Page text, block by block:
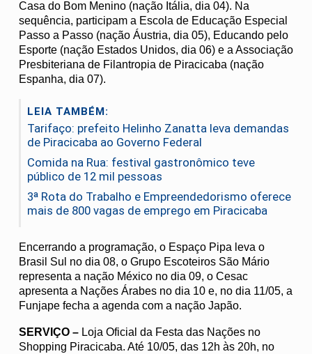
Casa do Bom Menino (nação Itália, dia 04). Na
sequência, participam a Escola de Educação Especial
Passo a Passo (nação Áustria, dia 05), Educando pelo
Esporte (nação Estados Unidos, dia 06) e a Associação
Presbiteriana de Filantropia de Piracicaba (nação
Espanha, dia 07).
LEIA TAMBÉM:
Tarifaço: prefeito Helinho Zanatta leva demandas
de Piracicaba ao Governo Federal
Comida na Rua: festival gastronômico teve
público de 12 mil pessoas
3ª Rota do Trabalho e Empreendedorismo oferece
mais de 800 vagas de emprego em Piracicaba
Encerrando a programação, o Espaço Pipa leva o
Brasil Sul no dia 08, o Grupo Escoteiros São Mário
representa a nação México no dia 09, o Cesac
apresenta a Nações Árabes no dia 10 e, no dia 11/05, a
Funjape fecha a agenda com a nação Japão.
SERVIÇO – Loja Oficial da Festa das Nações no
Shopping Piracicaba. Até 10/05, das 12h às 20h, no